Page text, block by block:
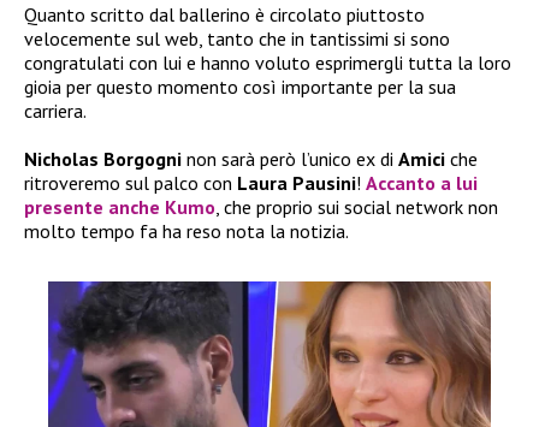
Quanto scritto dal ballerino è circolato piuttosto
velocemente sul web, tanto che in tantissimi si sono
congratulati con lui e hanno voluto esprimergli tutta la loro
gioia per questo momento così importante per la sua
carriera.
Nicholas Borgogni non sarà però l’unico ex di Amici che
ritroveremo sul palco con Laura Pausini! Accanto a lui
presente anche Kumo , che proprio sui social network non
molto tempo fa ha reso nota la notizia.